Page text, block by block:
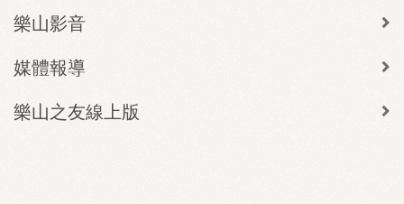
樂山影音
媒體報導
樂山之友線上版